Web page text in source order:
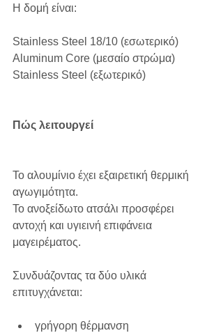
Η δομή είναι:
Stainless Steel 18/10 (εσωτερικό)
Aluminum Core (μεσαίο στρώμα)
Stainless Steel (εξωτερικό)
Πώς λειτουργεί
Το αλουμίνιο έχει εξαιρετική θερμική
αγωγιμότητα.
Το ανοξείδωτο ατσάλι προσφέρει
αντοχή και υγιεινή επιφάνεια
μαγειρέματος.
Συνδυάζοντας τα δύο υλικά
επιτυγχάνεται:
γρήγορη θέρμανση